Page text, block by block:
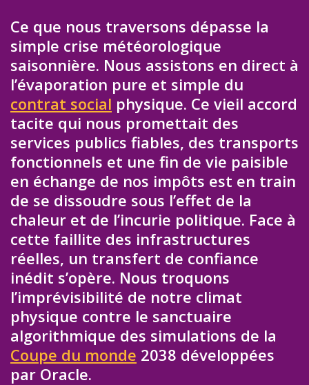
Ce que nous traversons dépasse la
simple crise météorologique
saisonnière. Nous assistons en direct à
l’évaporation pure et simple du
contrat social physique. Ce vieil accord
tacite qui nous promettait des
services publics fiables, des transports
fonctionnels et une fin de vie paisible
en échange de nos impôts est en train
de se dissoudre sous l’effet de la
chaleur et de l’incurie politique. Face à
cette faillite des infrastructures
réelles, un transfert de confiance
inédit s’opère. Nous troquons
l’imprévisibilité de notre climat
physique contre le sanctuaire
algorithmique des simulations de la
Coupe du monde 2038 développées
par Oracle.